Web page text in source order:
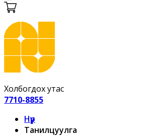
Холбогдох утас
7710-8855
Нүүр
Танилцуулга